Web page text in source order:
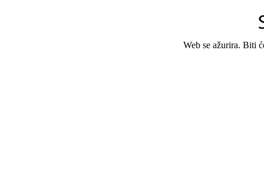
Web se ažurira. Biti